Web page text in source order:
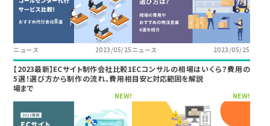
ニュース 2023/05/25 ニュース 2023/05/25
【2023最新】ECサイト制作会社比較1
5選！選び方から制作の流れ、費用相
場まで
NEW!
ECコンサルの相場はいくら？費用の
目安と対応範囲を解説
NEW!